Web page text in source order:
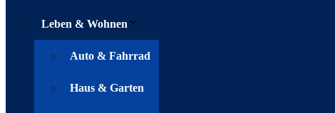
Leben & Wohnen
Auto & Fahrrad
Haus & Garten